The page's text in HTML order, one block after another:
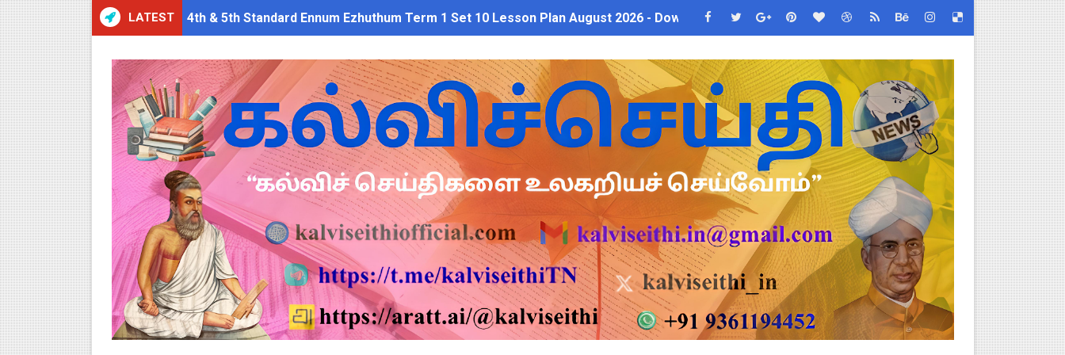
LATEST 4th & 5th Standard Ennum Ezhuthum Term 1 Set 10 Lesson Plan August 2026 - Download Link
இராணிப்பேட்டை: ஆசிரியர்களுக்கு அரை நாள் OD அனுமதி! மக்கள் தொகை கணக்கெடுப்பு பணி சுற்றறிக்கை வெளியீடு!
Census 2027: கோவை பள்ளி ஆசிரியர்களுக்கு காலை, மாலை நேரங்களில் கணக்கெடுப்பு பணி செய்ய அனுமதி - ஆட்சியர் சுற்றறிக்கை!
திருவண்ணாமலை CEO அதிரடி உத்தரவு: முழு நாள் மக்கள் தொகை கணக்கெடுப்பு பணிக்குத் தடை! ஆசிரியர்களுக்கு புதிய விதிகள்!
ஆடித் திருவாதிரை 2026: ஆகஸ்ட் 10 உள்ளூர் விடுமுறை - முழு விவரங்கள்!
அரசுப் பள்ளியில் கழிவறை கதவைத் திறந்த 9 மாணவர்களுக்கு மின்சாரத் தாக்குதல் – தலைமை ஆசிரியை சஸ்பெண்ட்!
புதிய முதன்மை கல்வி அலுவலர் (CEO) நியமனம்! பள்ளிக் கல்வித்துறை அதிரடி உத்தரவு!
ஆசிரியர்கள் கவனத்திற்கு! Census 2027 Duty: 28 மாவட்ட CEO & Collector வெளியிட்ட அதிரடி சுற்றறிக்கைகள் - முழு விவரங்கள்!
TN CPS Teachers News: மறுநியமனம் பெற்ற ஆசிரியர்களுக்கு ஊதியம் & நிலுவைத்தொகை - நிதித்துறை அதிரடி தெளிவுரை உத்தரவு!